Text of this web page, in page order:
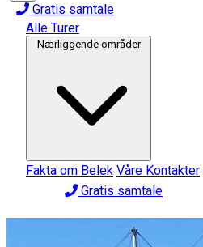
Gratis samtale
Alle Turer
Nærliggende områder
Fakta om Belek Våre Kontakter
Gratis samtale